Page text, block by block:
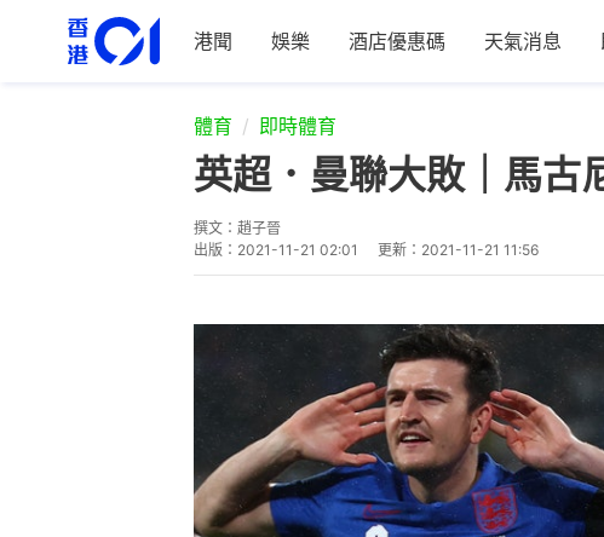
港聞 娛樂 酒店優惠碼 天氣消息
體育 即時體育
英超．曼聯大敗｜馬
撰文： 趙子晉
出版： 2021-11-21 02:01 更新： 2021-11-21 11:56